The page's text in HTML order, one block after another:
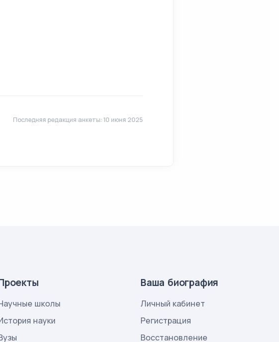
Последняя редакция анкеты: 10 июня 2025
школы
науки
Ваша биография
Личный кабинет
Регистрация
Восстановление